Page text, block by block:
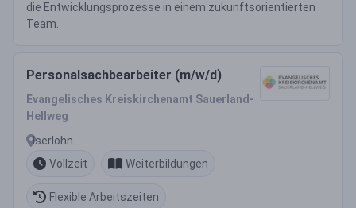
die Entwicklungsprozesse in einem zukunftsorientierten
Team.
Personalsachbearbeiter (m/w/d)
Evangelisches Kreiskirchenamt Sauerland-
Hellweg
Iserlohn
Vollzeit
Weiterbildungen
Flexible Arbeitszeiten